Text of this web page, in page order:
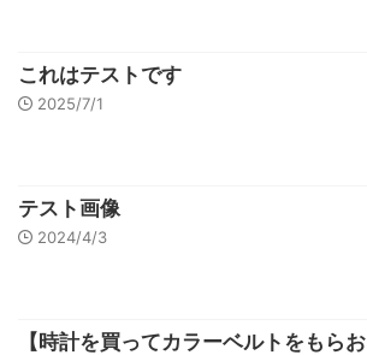
これはテストです
2025/7/1
テスト画像
2024/4/3
【時計を買ってカラーベルトをもらお